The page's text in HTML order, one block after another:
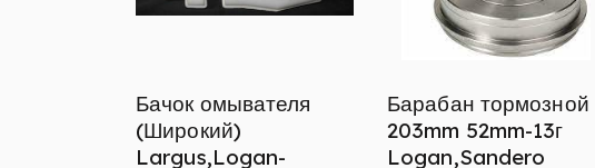
Бачок омывателя
(Широкий)
Largus,Logan-
Барабан тормозной
203mm 52mm-13г
Logan,Sandero